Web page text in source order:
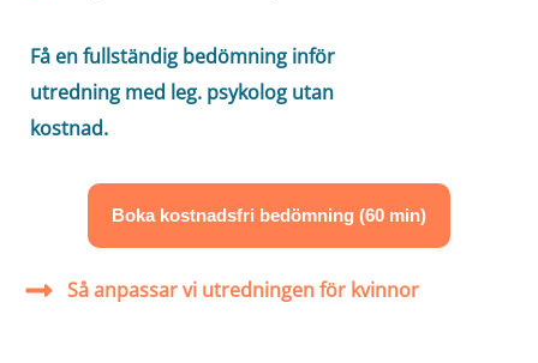
Få en fullständig bedömning inför
utredning med leg. psykolog utan
kostnad.
Boka kostnadsfri bedömning (60 min)
Så anpassar vi utredningen för kvinnor